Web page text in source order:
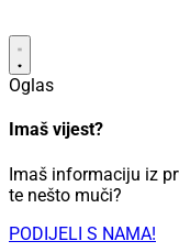
Oglas
Imaš vijest?
Imaš informaciju iz
te nešto muči?
PODIJELI S NAMA!